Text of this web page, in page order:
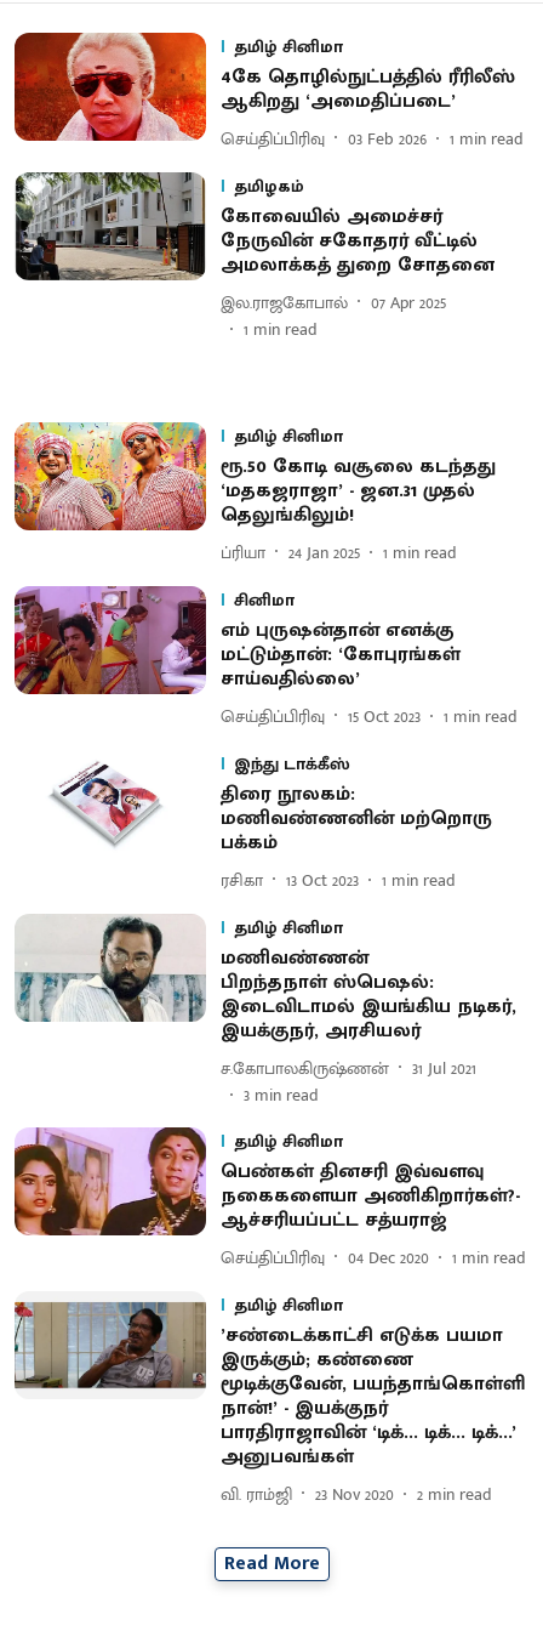
தமிழ் சினிமா
4கே தொழில்​நுட்​பத்​தில் ரீரிலீஸ்
ஆகிறது ‘அமைதிப்படை’
செய்திப்பிரிவு 03 Feb 2026 1 min read
தமிழகம்
கோவையில் அமைச்சர்
நேருவின் சகோதரர் வீட்டில்
அமலாக்கத் துறை சோதனை
இல.ராஜகோபால்
07 Apr 2025
1 min read
தமிழ் சினிமா
ரூ.50 கோடி வசூலை கடந்தது
‘மதகஜராஜா’ - ஜன.31 முதல்
தெலுங்கிலும்!
ப்ரியா 24 Jan 2025 1 min read
சினிமா
எம் புருஷன்தான் எனக்கு
மட்டும்தான்: ‘கோபுரங்கள்
சாய்வதில்லை’
செய்திப்பிரிவு 15 Oct 2023 1 min read
இந்து டாக்கீஸ்
திரை நூலகம்:
மணிவண்ணனின் மற்றொரு
பக்கம்
ரசிகா 13 Oct 2023 1 min read
தமிழ் சினிமா
மணிவண்ணன்
பிறந்தநாள் ஸ்பெஷல்:
இடைவிடாமல் இயங்கிய நடிகர்,
இயக்குநர், அரசியலர்
ச.கோபாலகிருஷ்ணன்
31 Jul 2021
3 min read
தமிழ் சினிமா
பெண்கள் தினசரி இவ்வளவு
நகைகளையா அணிகிறார்கள்?-
ஆச்சரியப்பட்ட சத்யராஜ்
செய்திப்பிரிவு 04 Dec 2020 1 min read
தமிழ் சினிமா
’சண்டைக்காட்சி எடுக்க பயமா
இருக்கும்; கண்ணை
மூடிக்குவேன், பயந்தாங்கொள்ளி
நான்!’ - இயக்குநர்
பாரதிராஜாவின் ‘டிக்... டிக்... டிக்...’
அனுபவங்கள்
வி. ராம்ஜி 23 Nov 2020 2 min read
Read More